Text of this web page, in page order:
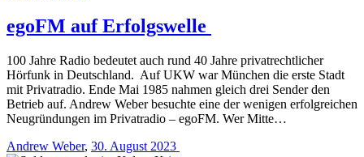
egoFM auf Erfolgswelle
100 Jahre Radio bedeutet auch rund 40 Jahre privatrechtlicher
Hörfunk in Deutschland. Auf UKW war München die erste Stadt
mit Privatradio. Ende Mai 1985 nahmen gleich drei Sender den
Betrieb auf. Andrew Weber besuchte eine der wenigen erfolgreichen
Neugründungen im Privatradio – egoFM. Wer Mitte…
Andrew Weber, 30. August 2023